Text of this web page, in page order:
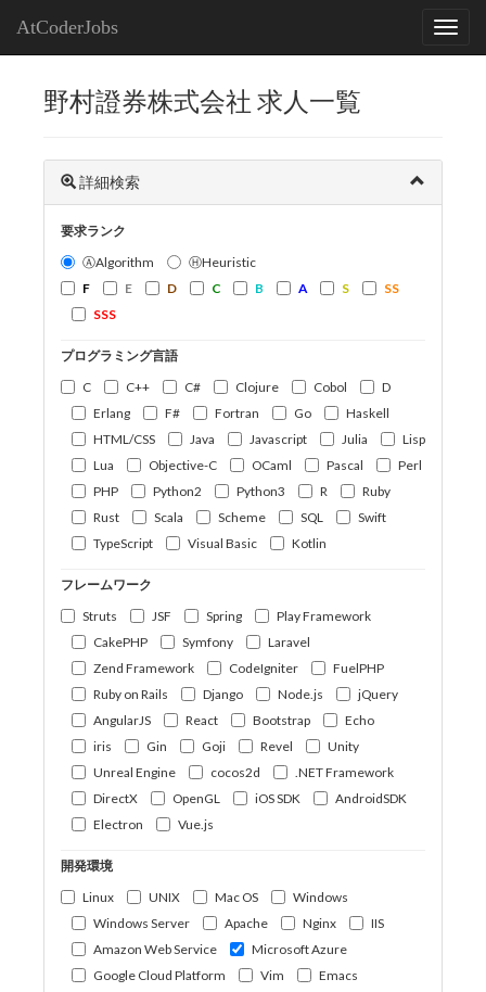
AtCoderJobs
野村證券株式会社 求人一覧
詳細検索
要求ランク
ⒶAlgorithm
ⒽHeuristic
F
E D C B A S
SS
SSS
プログラミング言語
C
C++ C# Clojure Cobol
D
Erlang
F# Fortran Go
Haskell
HTML/CSS
Java Javascript Julia
Lisp
Lua
Objective-C OCaml Pascal
Perl
PHP
Python2 Python3 R
Ruby
Rust
Scala Scheme SQL
Swift
TypeScript
Visual Basic Kotlin
フレームワーク
Struts
JSF Spring
Play Framework
CakePHP
Symfony
Laravel
Zend Framework
CodeIgniter
FuelPHP
Ruby on Rails
Django Node.js
jQuery
AngularJS
React Bootstrap
Echo
iris
Gin Goji Revel
Unity
Unreal Engine
cocos2d
.NET Framework
DirectX
OpenGL iOS SDK
AndroidSDK
Electron
Vue.js
開発環境
Linux
UNIX Mac OS
Windows
Windows Server
Apache Nginx
IIS
Amazon Web Service
Microsoft Azure
Google Cloud Platform
Vim
Emacs